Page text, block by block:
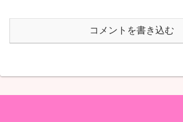
コメントを書き込む